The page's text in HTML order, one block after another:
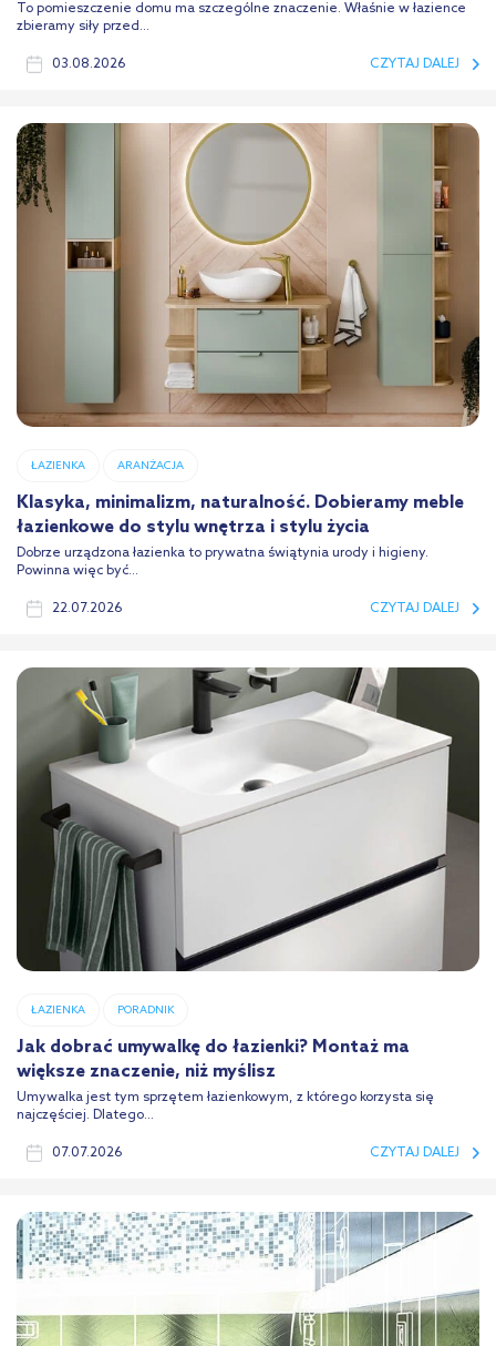
To pomieszczenie domu ma szczególne znaczenie. Właśnie w łazience
zbieramy siły przed...
03.08.2026 CZYTAJ DALEJ
ŁAZIENKA ARANŻACJA
Klasyka, minimalizm, naturalność. Dobieramy meble
łazienkowe do stylu wnętrza i stylu życia
Dobrze urządzona łazienka to prywatna świątynia urody i higieny.
Powinna więc być...
22.07.2026 CZYTAJ DALEJ
ŁAZIENKA PORADNIK
Jak dobrać umywalkę do łazienki? Montaż ma
większe znaczenie, niż myślisz
Umywalka jest tym sprzętem łazienkowym, z którego korzysta się
najczęściej. Dlatego...
07.07.2026 CZYTAJ DALEJ